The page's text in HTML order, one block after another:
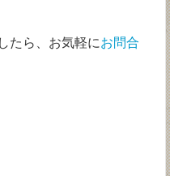
たら、お気軽にお問合